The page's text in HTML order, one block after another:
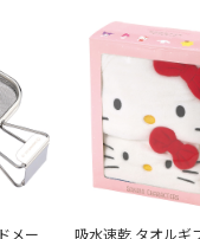
メー
吸水速乾 タオルギ